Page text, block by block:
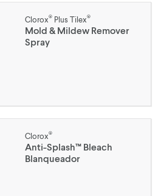
Clorox® Plus Tilex®
Mold & Mildew Remover
Spray
Clorox®
Anti-Splash™ Bleach
Blanqueador